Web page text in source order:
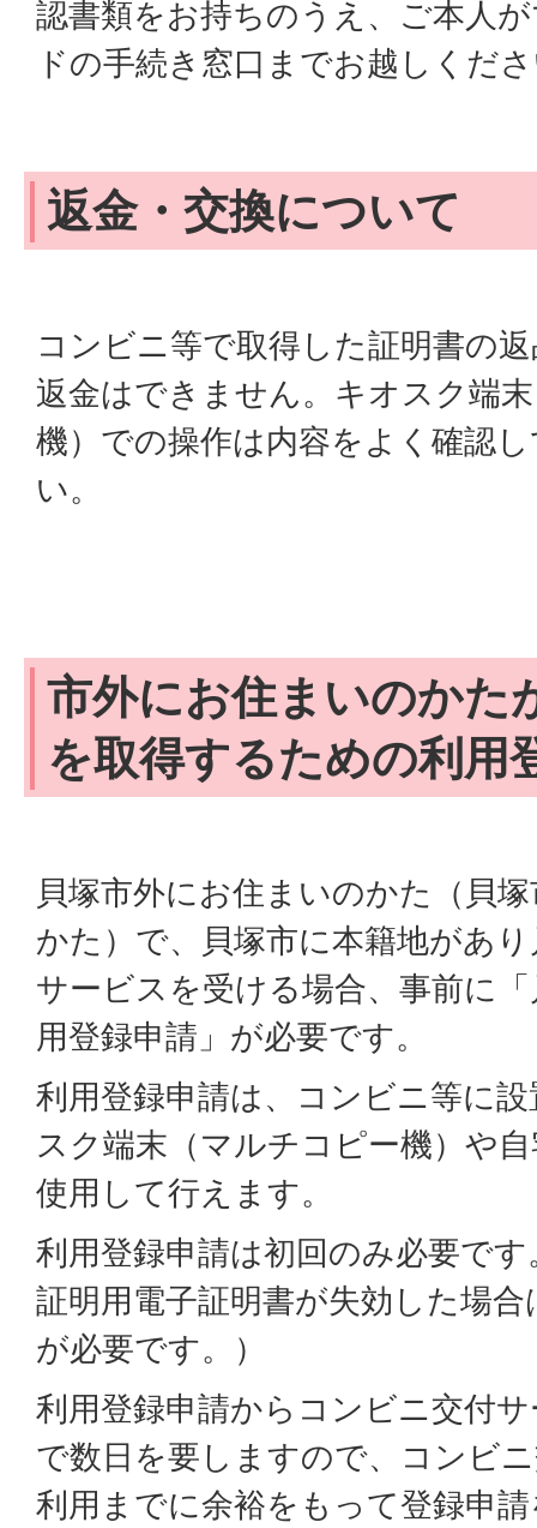
認書類をお持ちのうえ、ご本人
ドの手続き窓口までお越しくだ
返金・交換について
コンビニ等で取得した証明書の
返金はできません。キオスク端
機）での操作は内容をよく確認
い。
市外にお住まいのかた
を取得するための利用
貝塚市外にお住まいのかた（貝
かた）で、貝塚市に本籍地があ
サービスを受ける場合、事前に
用登録申請」が必要です。
利用登録申請は、コンビニ等に
スク端末（マルチコピー機）や
使用して行えます。
利用登録申請は初回のみ必要で
証明用電子証明書が失効した場
が必要です。）
利用登録申請からコンビニ交付
で数日を要しますので、コンビ
利用までに余裕をもって登録申